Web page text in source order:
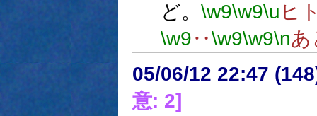
ど。 \w9\w9\u ヒ
\w9‥\w9\w9\nあ
05/06/12 22:47
意: 2]